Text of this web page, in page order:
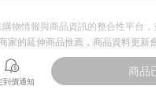
到價通知
商品
購物情報與商品資訊的整合性平台
家的延伸商品推薦，商品資料更新
商家，確認現售價與購物條件，一